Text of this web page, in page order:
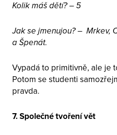
Kolik máš dětí? – 5
Jak se jmenujou? – Mrkev,
a Špenát.
Vypadá to primitivně, ale je
Potom se studenti
pravda.
7. Společné tvoření vět